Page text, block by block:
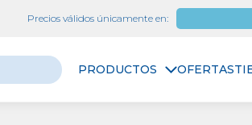
Precios válidos únicamente en:
PRODUCTOS OFERTAS